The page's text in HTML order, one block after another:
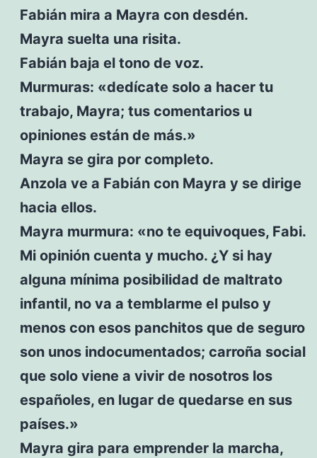
Fabián mira a Mayra con desdén.
Mayra suelta una risita.
Fabián baja el tono de voz.
Murmuras: «dedícate solo a hacer tu
trabajo, Mayra; tus comentarios u
opiniones están de más.»
Mayra se gira por completo.
Anzola ve a Fabián con Mayra y se dirige
hacia ellos.
Mayra murmura: «no te equivoques, Fabi.
Mi opinión cuenta y mucho. ¿Y si hay
alguna mínima posibilidad de maltrato
infantil, no va a temblarme el pulso y
menos con esos panchitos que de seguro
son unos indocumentados; carroña social
que solo viene a vivir de nosotros los
españoles, en lugar de quedarse en sus
países.»
Mayra gira para emprender la marcha,